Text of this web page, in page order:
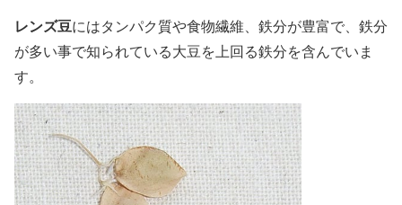
レンズ豆にはタンパク質や食物繊維、鉄分が豊富で、鉄分
が多い事で知られている大豆を上回る鉄分を含んでいま
す。